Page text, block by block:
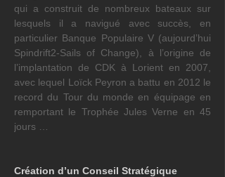
qui a construit de nombreux bateaux sur
lesquels il a navigué avec succès, en
particulier Banque Populaire V (aujourd’hui
Spindrift2-Sails of Change), à l’origine de
l’implantation de CDK à Lorient en 2007,
avec lequel Loïck Peyron a battu en 2012 le
record du Tour du monde en équipage en
remportant le Trophée Jules Verne en 45
jours …
Création d’un Conseil Stratégique